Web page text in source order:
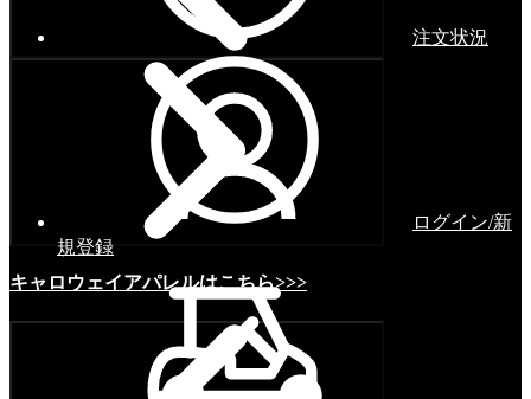
キャロウェイアパレルはこちら>>>
注文状況
ログイン/新
規登録